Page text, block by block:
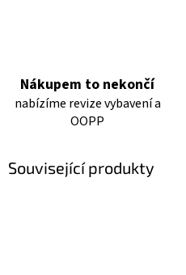
Nákupem to nekončí
nabízíme revize vybavení a
OOPP
Související produkty